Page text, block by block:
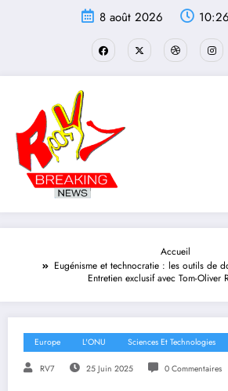
8 août 2026
Accueil
Eugénisme et technocratie : les outils de
Entretien exclusif avec Tom-Oliver
Europe L'ONU Sciences Et Technologies
RV7 25 Juin 2025 0 Commentaires